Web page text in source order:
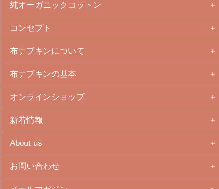
純オーガニックコットン
コンセプト
布ナプキンについて
布ナプキンの基本
オンラインショップ
新着情報
About us
お問い合わせ